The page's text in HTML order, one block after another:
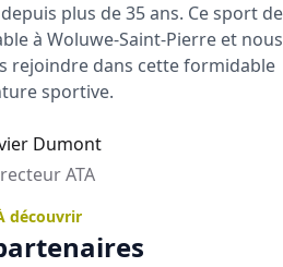
plus de 35 ans. Ce sport de
à Woluwe-Saint-Pierre et nous
rejoindre dans cette formidable
sportive.
Dumont
ATA
découvrir